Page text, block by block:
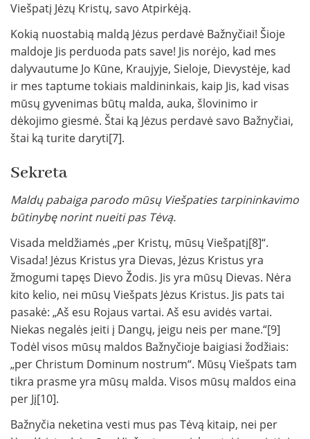
Viešpatį Jėzų Kristų, savo Atpirkėją.
Kokią nuostabią maldą Jėzus perdavė Bažnyčiai! Šioje
maldoje Jis perduoda pats save! Jis norėjo, kad mes
dalyvautume Jo Kūne, Kraujyje, Sieloje, Dievystėje, kad
ir mes taptume tokiais maldininkais, kaip Jis, kad visas
mūsų gyvenimas būtų malda, auka, šlovinimo ir
dėkojimo giesmė. Štai ką Jėzus perdavė savo Bažnyčiai,
štai ką turite daryti[7].
Sekreta
Maldų pabaiga parodo mūsų Viešpaties tarpininkavimo
būtinybę norint nueiti pas Tėvą.
Visada meldžiamės „per Kristų, mūsų Viešpatį[8]“.
Visada! Jėzus Kristus yra Dievas, Jėzus Kristus yra
žmogumi tapęs Dievo Žodis. Jis yra mūsų Dievas. Nėra
kito kelio, nei mūsų Viešpats Jėzus Kristus. Jis pats tai
pasakė: „Aš esu Rojaus vartai. Aš esu avidės vartai.
Niekas negalės įeiti į Dangų, jeigu neis per mane.“[9]
Todėl visos mūsų maldos Bažnyčioje baigiasi žodžiais:
„per Christum Dominum nostrum“. Mūsų Viešpats tam
tikra prasme yra mūsų malda. Visos mūsų maldos eina
per Jį[10].
Bažnyčia neketina vesti mus pas Tėvą kitaip, nei per